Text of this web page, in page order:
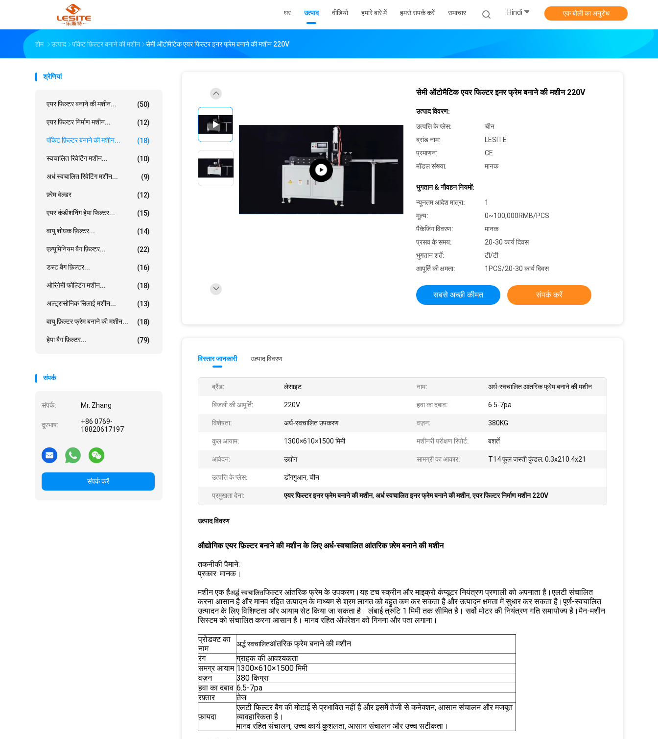
घर उत्पाद वीडियो हमारे बारे में हमसे संपर्क करें समाचार Hindi एक बोली का अनुरोध
होम उत्पाद पॉकेट फ़िल्टर बनाने की मशीन सेमी ऑटोमैटिक एयर फिल्टर इनर फ्रेम बनाने की मशीन 220V
श्रेणियां
एयर फिल्टर बनाने की मशीन... (50)
एयर फिल्टर निर्माण मशीन... (12)
पॉकेट फ़िल्टर बनाने की मशीन... (18)
स्वचालित रिवेटिंग मशीन... (10)
अर्ध स्वचालित रिवेटिंग मशीन... (9)
फ़्रेम वेल्डर (12)
एयर कंडीशनिंग हेपा फिल्टर... (15)
वायु शोधक फ़िल्टर... (14)
एल्यूमिनियम बैग फ़िल्टर... (22)
डस्ट बैग फ़िल्टर... (16)
ओरिगेमी फोल्डिंग मशीन... (18)
अल्ट्रासोनिक सिलाई मशीन... (13)
वायु फ़िल्टर फ्रेम बनाने की मशीन... (18)
हेपा बैग फ़िल्टर... (79)
संपर्क
संपर्क: Mr. Zhang
दूरभाष:
+86 0769-
18820617197
संपर्क करें
सेमी ऑटोमैटिक एयर फिल्टर इनर फ्रेम बनाने की मशीन 220V
उत्पाद विवरण:
उत्पत्ति के प्लेस:
चीन
ब्रांड नाम:
LESITE
प्रमाणन:
CE
मॉडल संख्या:
मानक
भुगतान & नौवहन नियमों:
न्यूनतम आदेश मात्रा:
1
मूल्य:
0~100,000RMB/PCS
पैकेजिंग विवरण:
मानक
प्रसव के समय:
20-30 कार्य दिवस
भुगतान शर्तें:
टी/टी
आपूर्ति की क्षमता:
1PCS/20-30 कार्य दिवस
सबसे अच्छी कीमत संपर्क करें
विस्तार जानकारी उत्पाद विवरण
ब्रैंड: लेसाइट नाम: अर्ध-स्वचालित आंतरिक फ्रेम बनाने की मशीन
बिजली की आपूर्ति: 220V हवा का दबाव: 6.5-7pa
विशेषता: अर्ध-स्वचालित उपकरण वज़न: 380KG
कुल आयाम: 1300×610×1500 मिमी मशीनरी परीक्षण रिपोर्ट: बशर्ते
आवेदन: उद्योग सामग्री का आकार: T14 फूल जस्ती कुंडल: 0.3x210.4x21
उत्पत्ति के प्लेस: डोंगगुआन, चीन
प्रमुखता देना: एयर फिल्टर इनर फ्रेम बनाने की मशीन, अर्ध स्वचालित इनर फ्रेम बनाने की मशीन,एयर फिल्टर निर्माण मशीन 220V
उत्पाद विवरण
औद्योगिक एयर फ़िल्टर बनाने की मशीन के लिए अर्ध-स्वचालित आंतरिक फ़्रेम बनाने की मशीन
तकनीकी पैमाने:
प्रकार: मानक।
मशीन एक हैअर्द्ध स्वचालितफिल्टर आंतरिक फ्रेम के उपकरण।यह टच स्क्रीन और माइक्रो कंप्यूटर नियंत्रण प्रणाली को अपनाता है।एलटी संचालित
करना आसान है और मानव रहित उत्पादन के माध्यम से श्रम लागत को बहुत कम कर सकता है और उत्पादन क्षमता में सुधार कर सकता है।पूर्ण-स्वचालित
उत्पादन के लिए विशिष्टता और आयाम सेट किया जा सकता है। लंबाई त्रुटि 1 मिमी तक सीमित है। सर्वो मोटर की नियंत्रण गति समायोज्य है।मैन-मशीन
सिस्टम को संचालित करना आसान है। मानव रहित ऑपरेशन को गिनना और पता लगाना।
प्रोडक्ट का
नाम
अर्द्ध स्वचालितआंतरिक फ्रेम बनाने की मशीन
रंग
ग्राहक की आवश्यकता
समग्र आयाम 1300×610×1500 मिमी
वज़न
380 किग्रा
हवा का दबाव 6.5-7pa
रफ़्तार
तेज
फ़ायदा
एलटी फिल्टर बैग की मोटाई से प्रभावित नहीं है और इसमें तेजी से कनेक्शन, आसान संचालन और मजबूत
व्यावहारिकता है।
मानव रहित संचालन, उच्च कार्य कुशलता, आसान संचालन और उच्च सटीकता।